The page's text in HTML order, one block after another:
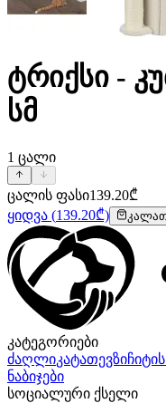
ტრიქსი -
სმ
1 ცალი
ცალის ფასი139.20₾
ყიდვა (139.20₾)
კატეგორიები
ძაღლიკატათევზიჩიტი
ნაბიჯები
სოციალური ქსელი